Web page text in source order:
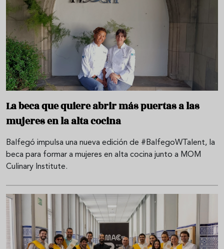
La beca que quiere abrir más puertas a las
mujeres en la alta cocina
Balfegó impulsa una nueva edición de #BalfegoWTalent, la
beca para formar a mujeres en alta cocina junto a MOM
Culinary Institute.